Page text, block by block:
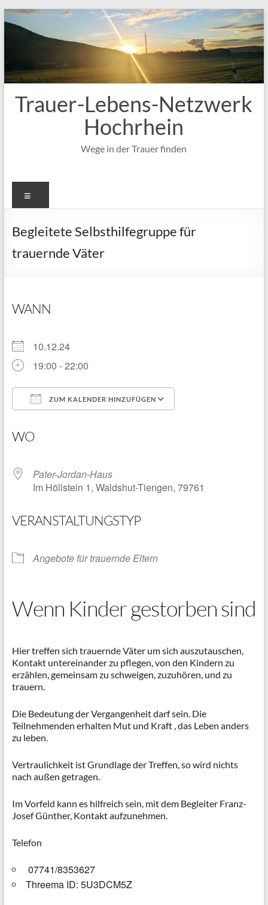
Zum
Inhalt
springen
Trauer-Lebens-Netzwerk
Hochrhein
Wege in der Trauer finden
Begleitete Selbsthilfegruppe für
trauernde Väter
WANN
10.12.24
19:00 - 22:00
ZUM KALENDER HINZUFÜGEN
WO
Pater-Jordan-Haus
Im Höllstein 1, Waldshut-Tiengen, 79761
VERANSTALTUNGSTYP
Angebote für trauernde Eltern
Wenn Kinder gestorben sind
Hier treffen sich trauernde Väter um sich auszutauschen,
Kontakt untereinander zu pflegen, von den Kindern zu
erzählen, gemeinsam zu schweigen, zuzuhören, und zu
trauern.
Die Bedeutung der Vergangenheit darf sein. Die
Teilnehmenden erhalten Mut und Kraft , das Leben anders
zu leben.
Vertraulichkeit ist Grundlage der Treffen, so wird nichts
nach außen getragen.
Im Vorfeld kann es hilfreich sein, mit dem Begleiter Franz-
Josef Günther, Kontakt aufzunehmen.
Telefon
07741/8353627
Threema ID: 5U3DCM5Z